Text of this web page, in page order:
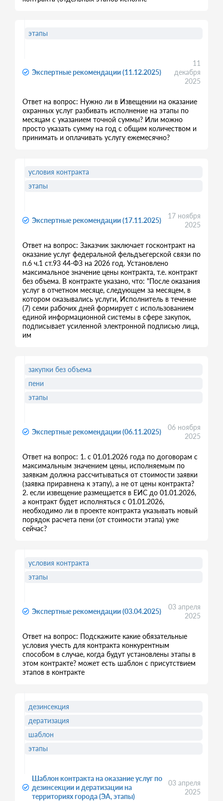
Экспертные рекомендации (11.12.2025)
11
декабря
2025
Ответ на вопрос: Нужно ли в Извещении на оказание
охранных услуг разбивать исполнение на этапы по
месяцам с указанием точной суммы? Или можно
просто указать сумму на год с общим количеством и
принимать и оплачивать услугу ежемесячно?
этапы
Экспертные рекомендации (17.11.2025)
17 ноября
2025
Ответ на вопрос: Заказчик заключает госконтракт на
оказание услуг федеральной фельдъегерской связи по
п.6 ч.1 ст.93 44-ФЗ на 2026 год. Установлено
максимальное значение цены контракта, т.е. контракт
без объема. В контракте указано, что: "После оказания
услуг в отчетном месяце, следующем за месяцем, в
котором оказывались услуги, Исполнитель в течение
(7) семи рабочих дней формирует с использованием
единой информационной системы в сфере закупок,
подписывает усиленной электронной подписью лица,
им
условия контракта
этапы
Экспертные рекомендации (06.11.2025)
06 ноября
2025
Ответ на вопрос: 1. с 01.01.2026 года по договорам с
максимальным значением цены, исполняемым по
заявкам должна рассчитываться от стоимости заявки
(заявка приравнена к этапу), а не от цены контракта?
2. если извещение размещается в ЕИС до 01.01.2026,
а контракт будет исполняться с 01.01.2026,
необходимо ли в проекте контракта указывать новый
порядок расчета пени (от стоимости этапа) уже
сейчас?
закупки без объема
пени
этапы
Экспертные рекомендации (03.04.2025)
03 апреля
2025
Ответ на вопрос: Подскажите какие обязательные
условия учесть для контракта конкурентным
способом в случае, когда будут установлены этапы в
этом контракте? может есть шаблон с присутствием
этапов в контракте
условия контракта
этапы
Шаблон контракта на оказание услуг по
дезинсекции и дератизации на
территориях города (ЭА, этапы)
03 апреля
2025
дезинсекция
дератизация
шаблон
этапы